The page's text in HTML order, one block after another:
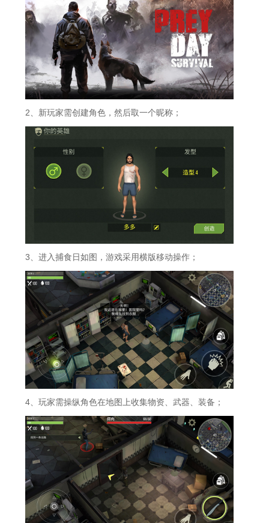
2、新玩家需创建角色，然后取一个昵称；
3、进入捕食日如图，游戏采用横版移动操作；
4、玩家需操纵角色在地图上收集物资、武器、装备；